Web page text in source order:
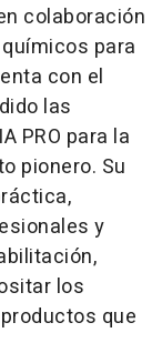
colaboración
para
con el
las
PRO para la
pionero. Su
y
los
que